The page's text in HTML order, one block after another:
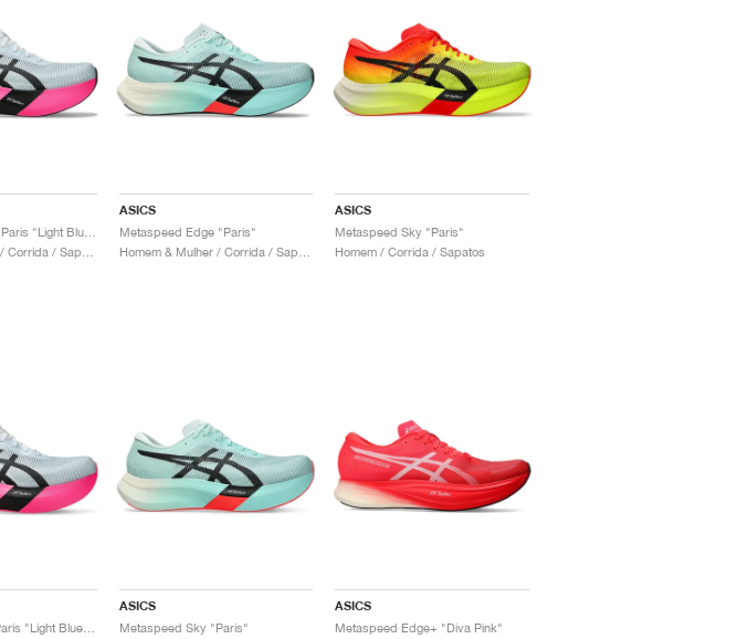
Metaspeed Edge Paris "Light Blue & Black"
ASICS
Metaspeed Edge "Paris"
ASICS
Metaspeed Sky "Paris"
Homem / Corrida / Sapatos
Metaspeed Sky Paris "Light Blue & Black"
ASICS
Metaspeed Sky "Paris"
ASICS
Metaspeed Edge+ "Diva Pink"